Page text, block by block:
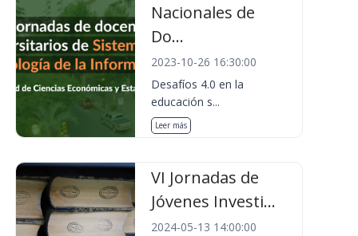
Nacionales de
Do...
2023-10-26 16:30:00
Desafíos 4.0 en la
educación s...
Leer más
VI Jornadas de
Jóvenes Investi...
2024-05-13 14:00:00